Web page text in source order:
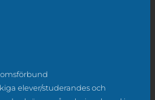
elever/studerandes och